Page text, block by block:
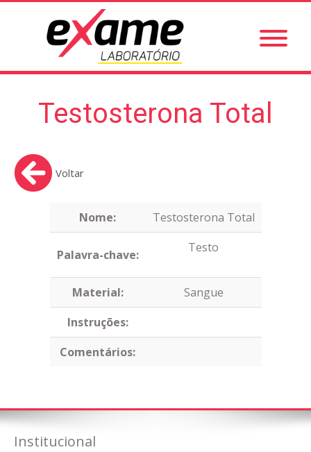
Testosterona Total
Voltar
Nome: Testosterona Total
Palavra-chave: Testo
Material:
Sangue
Instruções:
Comentários:
Institucional